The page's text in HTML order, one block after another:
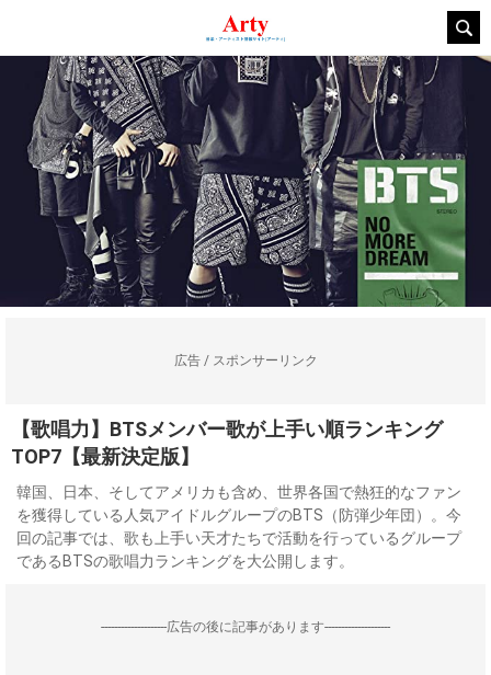
広告 / スポンサーリンク
【歌唱力】BTSメンバー歌が上手い順ランキング
TOP7【最新決定版】
韓国、日本、そしてアメリカも含め、世界各国で熱狂的なファン
を獲得している人気アイドルグループのBTS（防弾少年団）。今
回の記事では、歌も上手い天才たちで活動を行っているグループ
であるBTSの歌唱力ランキングを大公開します。
--------------------広告の後に記事があります--------------------